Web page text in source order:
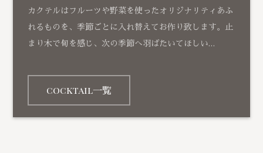
カクテルはフルーツや野菜を使ったオリジナリティあふ
れるものを、季節ごとに入れ替えてお作り致します。止
まり木で旬を感じ、次の季節へ羽ばたいてほしい…
cocktail一覧